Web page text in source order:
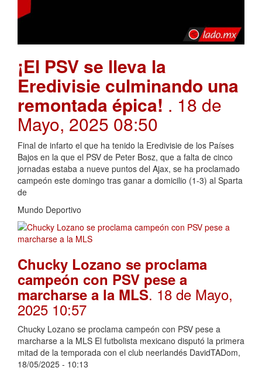
¡El PSV se lleva la
Eredivisie culminando una
remontada épica! . 18 de
Mayo, 2025 08:50
Final de infarto el que ha tenido la Eredivisie de los Países
Bajos en la que el PSV de Peter Bosz, que a falta de cinco
jornadas estaba a nueve puntos del Ajax, se ha proclamado
campeón este domingo tras ganar a domicilio (1-3) al Sparta
de
Mundo Deportivo
Chucky Lozano se proclama
campeón con PSV pese a
marcharse a la MLS. 18 de Mayo,
2025 10:57
Chucky Lozano se proclama campeón con PSV pese a
marcharse a la MLS El futbolista mexicano disputó la primera
mitad de la temporada con el club neerlandés DavidTADom,
18/05/2025 - 10:13